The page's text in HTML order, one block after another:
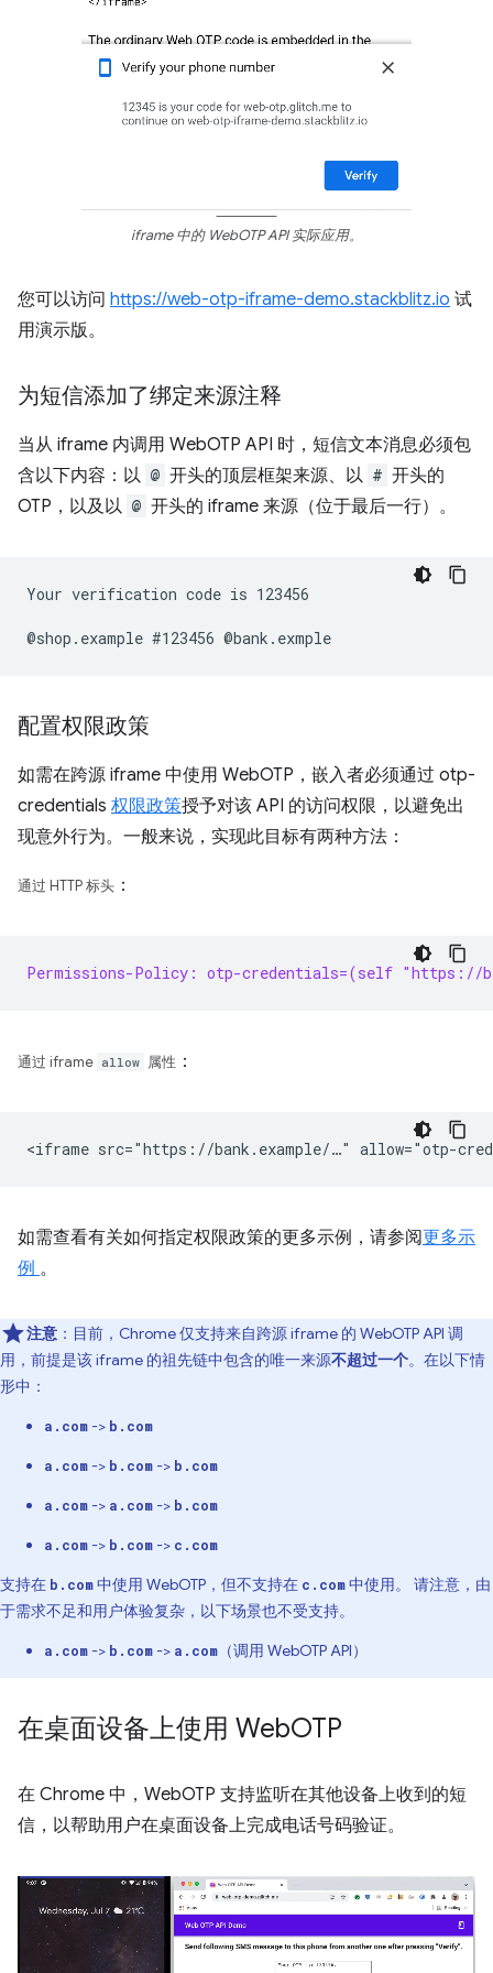
iframe 中的 WebOTP API 实际应用。
您可以访问 https://web-otp-iframe-demo.stackblitz.io 试
用演示版。
为短信添加了绑定来源注释
当从 iframe 内调用 WebOTP API 时，短信文本消息必须包
含以下内容：以 @ 开头的顶层框架来源、以 # 开头的
OTP，以及以 @ 开头的 iframe 来源（位于最后一行）。
Your verification code is 123456
配置权限政策
如需在跨源 iframe 中使用 WebOTP，嵌入者必须通过 otp-
credentials 权限政策授予对该 API 的访问权限，以避免出
现意外行为。一般来说，实现此目标有两种方法：
通过 HTTP 标头 ：
Permissions-Policy: otp-credentials=(self "https://
通过 iframe allow 属性 ：
如需查看有关如何指定权限政策的更多示例，请参阅更多示
例 。
注意 ：目前，Chrome 仅支持来自跨源 iframe 的 WebOTP API 调
用，前提是该 iframe 的祖先链中包含的唯一来源不超过一个。在以下情
形中：
a.com-> b.com
a.com-> b.com-> b.com
a.com-> a.com-> b.com
a.com-> b.com-> c.com
支持在 b.com中使用 WebOTP，但不支持在 c.com中使用。 请注意，由
于需求不足和用户体验复杂，以下场景也不受支持。
a.com-> b.com-> a.com （调用 WebOTP API）
在桌面设备上使用 WebOTP
在 Chrome 中，WebOTP 支持监听在其他设备上收到的短
信，以帮助用户在桌面设备上完成电话号码验证。